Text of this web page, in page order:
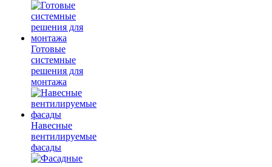
Готовые
системные
решения для
монтажа
Навесные
вентилируемые
фасады